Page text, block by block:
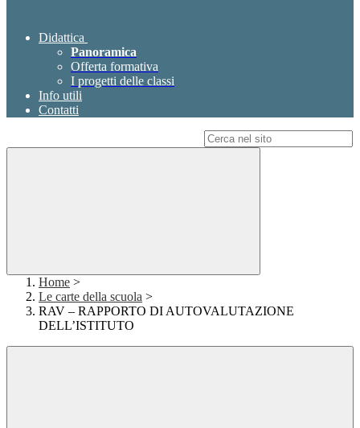
Didattica
Panoramica
Offerta formativa
I progetti delle classi
Info utili
Contatti
Home >
Le carte della scuola >
RAV – RAPPORTO DI AUTOVALUTAZIONE
DELL’ISTITUTO